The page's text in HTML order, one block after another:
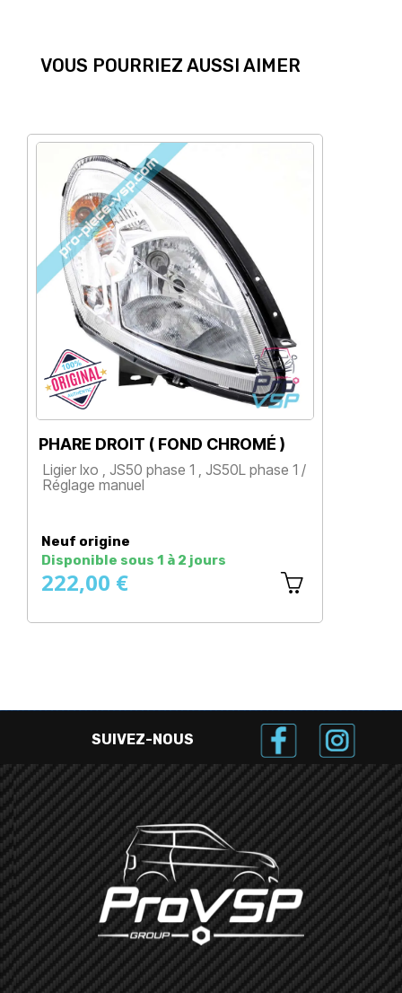
VOUS POURRIEZ AUSSI AIMER
PHARE DROIT ( FOND CHROMÉ )
Ligier Ixo , JS50 phase 1 , JS50L phase 1 /
Réglage manuel
Neuf origine
Disponible sous 1 à 2 jours
222,00 €
SUIVEZ-NOUS